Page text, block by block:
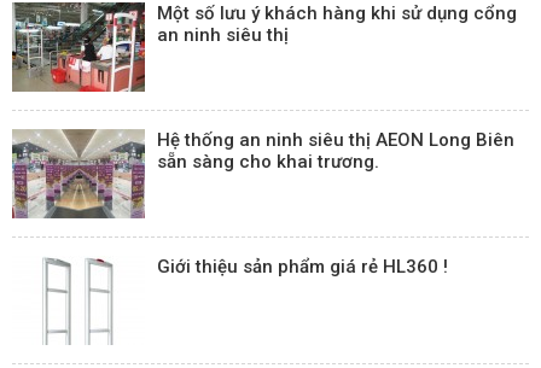
Một số lưu ý khách hàng khi sử dụng cổng
an ninh siêu thị
Hệ thống an ninh siêu thị AEON Long Biên
sẵn sàng cho khai trương.
Giới thiệu sản phẩm giá rẻ HL360 !